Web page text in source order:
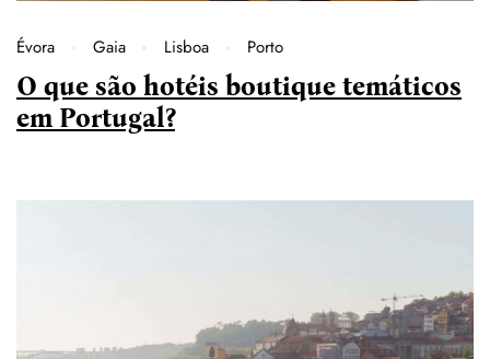
Évora Gaia Lisboa Porto
O que são hotéis boutique temáticos
em Portugal?